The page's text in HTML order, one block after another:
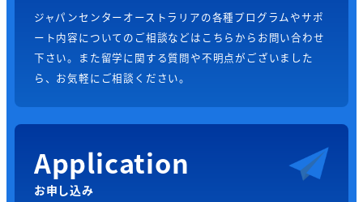
ジャパンセンターオーストラリアの各種プログラムやサポ
ート内容についてのご相談などはこちらからお問い合わせ
下さい。また留学に関する質問や不明点がございました
ら、お気軽にご相談ください。
Application
お申し込み